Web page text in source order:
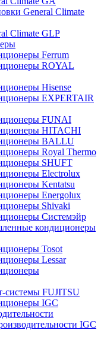
General Climate
Climate GLP
Ferrum
ROYAL
Hisense
EXPERTAIR
FUNAI
HITACHI
BALLU
Royal Thermo
SHUFT
Electrolux
Kentatsu
Energolux
Shivaki
Системэйр
кондиционеры
Tosot
Lessar
FUJITSU
IGC
IGC